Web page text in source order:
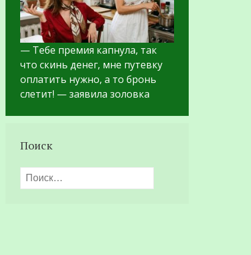
— Тебе премия капнула, так
что скинь денег, мне путевку
оплатить нужно, а то бронь
слетит! — заявила золовка
Поиск
Найти: